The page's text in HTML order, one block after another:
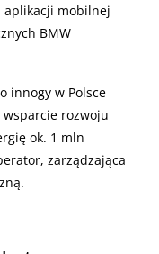
aplikacji mobilnej
BMW
innogy w Polsce
rozwoju
ok. 1 mln
zarządzająca